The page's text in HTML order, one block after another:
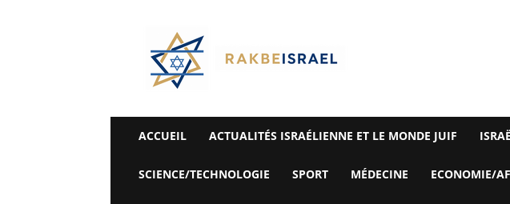
Rak
Be
Israel-
Alyaexpress-
News
ACCUEIL ACTUALITÉS ISRAÉLIENNE ET LE MONDE JUIF
SCIENCE/TECHNOLOGIE SPORT MÉDECINE ECONOMIE/